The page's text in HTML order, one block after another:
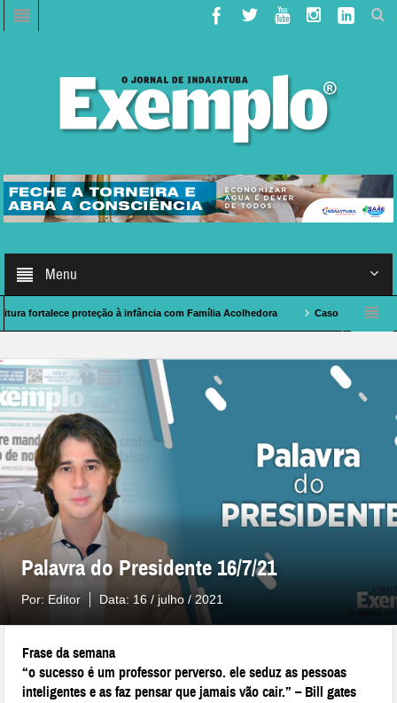
Menu
proteção à infância com Família Acolhedora Caso de Polícia:
Palavra do Presidente 16/7/21
Por: Editor Data: 16 / julho / 2021
Frase da semana
“o sucesso é um professor perverso. ele seduz as pessoas
inteligentes e as faz pensar que jamais vão cair.” – Bill gates